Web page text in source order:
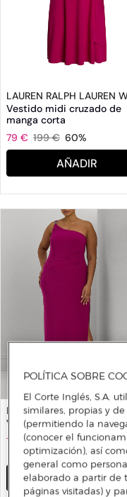
Vestido midi cruzado de
manga corta
79 € 199 € 60%
AÑADIR
Vestido largo con un
111 € 279 € 60%
AÑADIR
POLÍTICA SOBRE
El Corte Inglés, S.A.
similares, propias y
(permitiendo la
(conocer el
optimización), así
general como
elaborado a partir de
páginas visitadas) y